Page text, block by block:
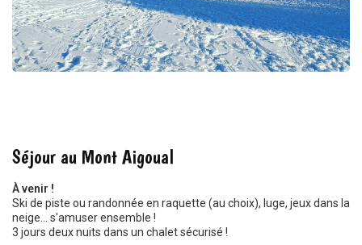
Séjour au Mont Aigoual
À venir !
Ski de piste ou randonnée en raquette (au choix), luge, jeux dans la
neige... s'amuser ensemble !
3 jours deux nuits dans un chalet sécurisé !